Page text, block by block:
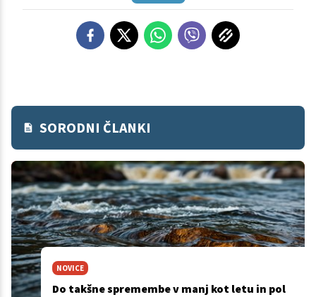
SORODNI ČLANKI
NOVICE
Do takšne spremembe v manj kot letu in pol